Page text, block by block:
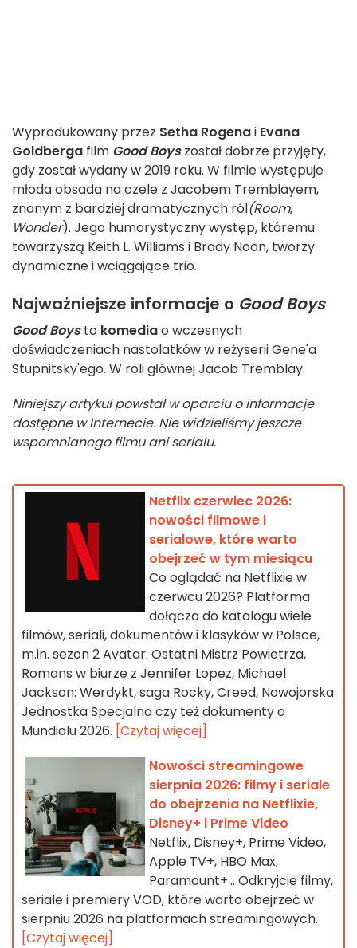
Wyprodukowany przez Setha Rogenai Evana
Goldberga film Good Boyszostał dobrze przyjęty,
gdy został wydany w 2019 roku. W filmie występuje
młoda obsada na czele z Jacobem Tremblayem,
znanym z bardziej dramatycznych ról(Room,
Wonder). Jego humorystyczny występ, któremu
towarzyszą Keith L. Williams i Brady Noon, tworzy
dynamiczne i wciągające trio.
Najważniejsze informacje o Good Boys
Good Boysto komediao wczesnych
doświadczeniach nastolatków w reżyserii Gene'a
Stupnitsky'ego. W roli głównej Jacob Tremblay.
Niniejszy artykuł powstał w oparciu o informacje
dostępne w Internecie. Nie widzieliśmy jeszcze
wspomnianego filmu ani serialu.
Netflix czerwiec 2026:
nowości filmowe i
serialowe, które warto
obejrzeć w tym miesiącu
Co oglądać na Netflixie w
czerwcu 2026? Platforma
dołącza do katalogu wiele
filmów, seriali, dokumentów i klasyków w Polsce,
m.in. sezon 2 Avatar: Ostatni Mistrz Powietrza,
Romans w biurze z Jennifer Lopez, Michael
Jackson: Werdykt, saga Rocky, Creed, Nowojorska
Jednostka Specjalna czy też dokumenty o
Mundialu 2026. [Czytaj więcej]
Nowości streamingowe
sierpnia 2026: filmy i seriale
do obejrzenia na Netflixie,
Disney+ i Prime Video
Netflix, Disney+, Prime Video,
Apple TV+, HBO Max,
Paramount+… Odkryjcie filmy,
seriale i premiery VOD, które warto obejrzeć w
sierpniu 2026 na platformach streamingowych.
[Czytaj więcej]